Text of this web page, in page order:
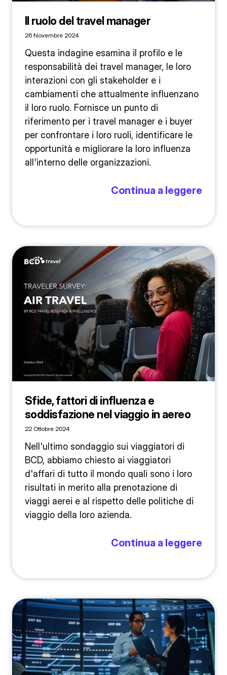
Il ruolo del travel manager
26 Novembre 2024
Questa indagine esamina il profilo e le
responsabilità dei travel manager, le loro
interazioni con gli stakeholder e i
cambiamenti che attualmente influenzano
il loro ruolo. Fornisce un punto di
riferimento per i travel manager e i buyer
per confrontare i loro ruoli, identificare le
opportunità e migliorare la loro influenza
all'interno delle organizzazioni.
Continua a leggere
Sfide, fattori di influenza e
soddisfazione nel viaggio in aereo
22 Ottobre 2024
Nell'ultimo sondaggio sui viaggiatori di
BCD, abbiamo chiesto ai viaggiatori
d'affari di tutto il mondo quali sono i loro
risultati in merito alla prenotazione di
viaggi aerei e al rispetto delle politiche di
viaggio della loro azienda.
Continua a leggere